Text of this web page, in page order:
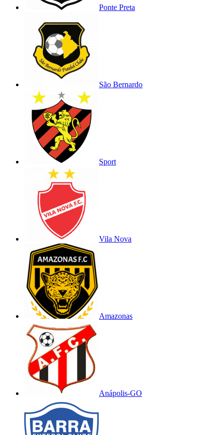
Ponte Preta
São Bernardo
Sport
Vila Nova
Amazonas
Anápolis-GO